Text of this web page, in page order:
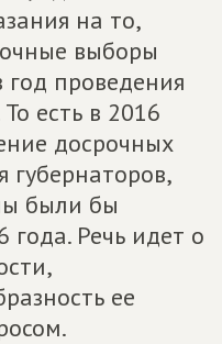
на то,
выборы
год проведения
есть в 2016
досрочных
губернаторов,
были бы
года. Речь идет о
ее